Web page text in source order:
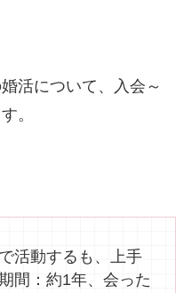
活について、入会～
。
活動するも、上手
間：約1年、会った